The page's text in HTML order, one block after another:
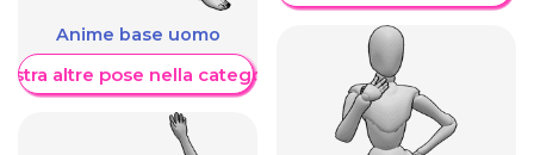
Anime base uomo
altre pose nella categoria